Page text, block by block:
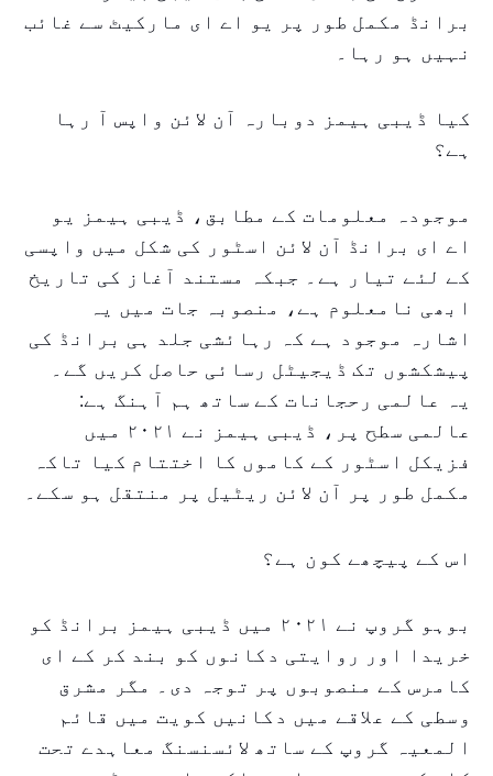
برانڈ مکمل طور پر یو اے ای مارکیٹ سے غائب
نہیں ہو رہا۔
کیا ڈیبی ہیمز دوبارہ آن لائن واپس آ رہا
ہے؟
موجودہ معلومات کے مطابق، ڈیبی ہیمز یو
اے ای برانڈ آن لائن اسٹور کی شکل میں واپسی
کے لئے تیار ہے۔ جبکہ مستند آغاز کی تاریخ
ابھی نامعلوم ہے، منصوبہ جات میں یہ
اشارہ موجود ہے کہ رہائشی جلد ہی برانڈ کی
پیشکشوں تک ڈیجیٹل رسائی حاصل کریں گے۔
یہ عالمی رحجانات کے ساتھ ہم آہنگ ہے:
عالمی سطح پر، ڈیبی ہیمز نے ٢٠٢١ میں
فزیکل اسٹور کے کاموں کا اختتام کیا تاکہ
مکمل طور پر آن لائن ریٹیل پر منتقل ہو سکے۔
اس کے پیچھے کون ہے؟
بوہو گروپ نے ٢٠٢١ میں ڈیبی ہیمز برانڈ کو
خریدا اور روایتی دکانوں کو بند کر کے ای
کامرس کے منصوبوں پر توجہ دی۔ مگر مشرق
وسطی کے علاقے میں دکانیں کویت میں قائم
المعیہ گروپ کے ساتھ لائسنسنگ معاہدے تحت